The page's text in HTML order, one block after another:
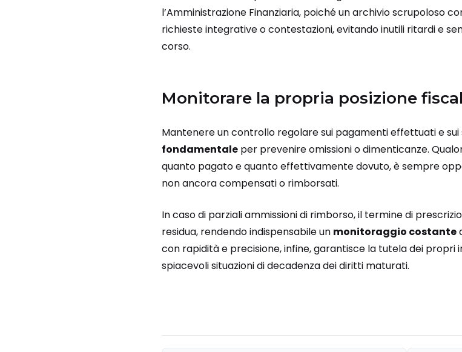
l’Amministrazione Finanziaria, poiché un archivio scrupoloso
richieste integrative o contestazioni, evitando inutili ritardi e
corso.
Monitorare la propria posizione
Mantenere un controllo regolare sui pagamenti effettuati e
fondamentaleper prevenire omissioni o dimenticanze.
quanto pagato e quanto effettivamente dovuto, è sempre
non ancora compensati o rimborsati.
In caso di parziali ammissioni di rimborso, il termine di
residua, rendendo indispensabile un monitoraggio costante
con rapidità e precisione, infine, garantisce la tutela dei propri
spiacevoli situazioni di decadenza dei diritti maturati.